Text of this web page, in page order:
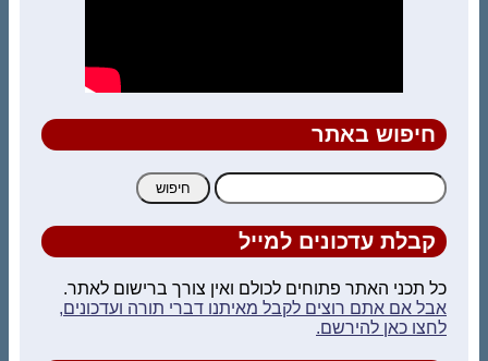
חיפוש באתר
חיפוש:
קבלת עדכונים למייל
כל תכני האתר פתוחים לכולם ואין צורך ברישום לאתר.
אבל אם אתם רוצים לקבל מאיתנו דברי תורה ועדכונים,
לחצו כאן להירשם.